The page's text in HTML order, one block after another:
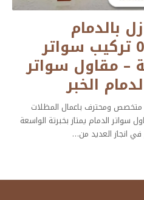
بالدمام
جوال:0501132056 تركيب سواتر
– مقاول سواتر
الخبر
متخصص ومحترف باعمال المظلات
سواتر الدمام يمتاز بخبرتة الواسعة
انجاز العديد من…